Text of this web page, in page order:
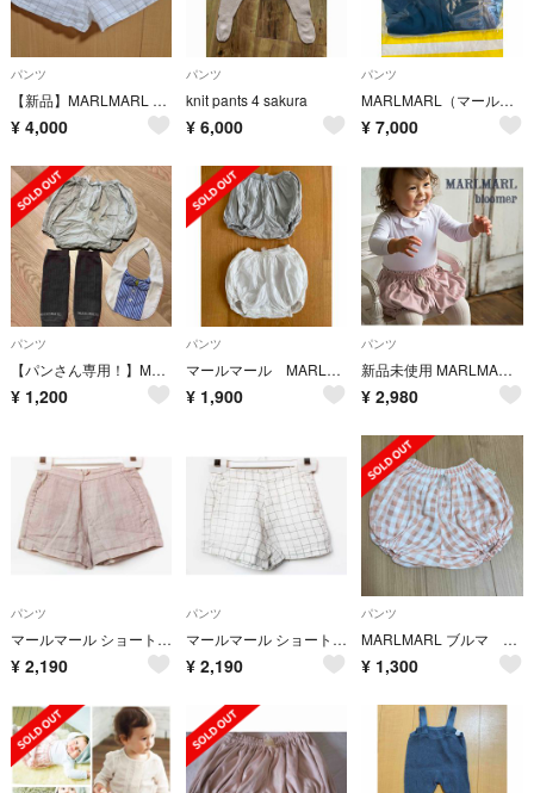
パンツ
【新品】MARLMARL チェック柄 ショートパンツ
¥ 4,000
パンツ
knit pants 4 sakura
¥ 6,000
パンツ
MARLMARL（マールマール） ショートパンツ アサギ 1-6歳
¥ 7,000
パンツ
【パンさん専用！】MARLMARL※ブルマのみ
¥ 1,200
パンツ
マールマール MARLMARL パンツ 2枚セット
¥ 1,900
パンツ
新品未使用 MARLMARL ピンク ブルーマー
¥ 2,980
パンツ
マールマール ショートパンツ 70-80cm キッズ 女児 ベージュ【中古】★
¥ 2,190
パンツ
マールマール ショートパンツ 70-80cm キッズ 男児 女児 白×グレー【中古】★
¥ 2,190
パンツ
MARLMARL ブルマ ピンクチェック柄
¥ 1,300